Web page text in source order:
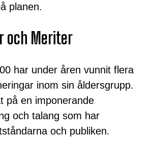
planen.
och Meriter
har under åren vunnit flera
inom sin åldersgrupp.
på en imponerande
och talang som har
och publiken.